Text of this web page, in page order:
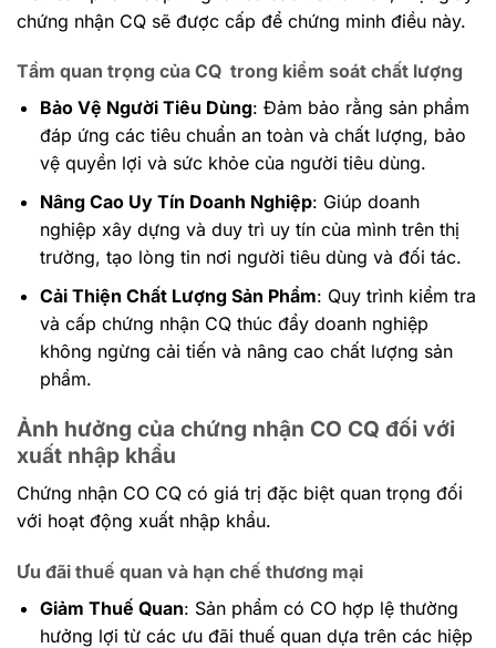
chứng nhận CQ sẽ được cấp để chứng minh điều này.
Tầm quan trọng của CQ trong kiểm soát chất lượng
Bảo Vệ Người Tiêu Dùng: Đảm bảo rằng sản phẩm
đáp ứng các tiêu chuẩn an toàn và chất lượng, bảo
vệ quyền lợi và sức khỏe của người tiêu dùng.
Nâng Cao Uy Tín Doanh Nghiệp: Giúp doanh
nghiệp xây dựng và duy trì uy tín của mình trên thị
trường, tạo lòng tin nơi người tiêu dùng và đối tác.
Cải Thiện Chất Lượng Sản Phẩm: Quy trình kiểm tra
và cấp chứng nhận CQ thúc đẩy doanh nghiệp
không ngừng cải tiến và nâng cao chất lượng sản
phẩm.
Ảnh hưởng của chứng nhận CO CQ đối với
xuất nhập khẩu
Chứng nhận CO CQ có giá trị đặc biệt quan trọng đối
với hoạt động xuất nhập khẩu.
Ưu đãi thuế quan và hạn chế thương mại
Giảm Thuế Quan: Sản phẩm có CO hợp lệ thường
hưởng lợi từ các ưu đãi thuế quan dựa trên các hiệp